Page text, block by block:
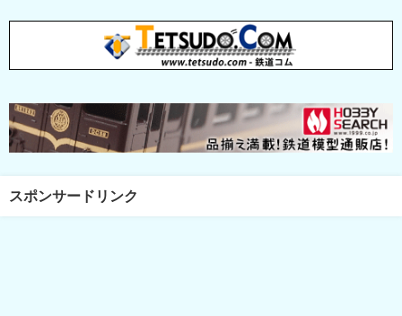
スポンサードリンク